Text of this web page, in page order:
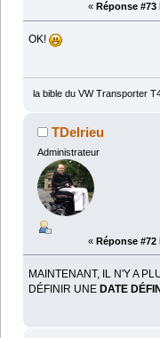
« Réponse #73
OK!
la bible du VW Transporter
TDelrieu
Administrateur
« Réponse #72
MAINTENANT, IL N'Y A
DÉFINIR UNEDATE